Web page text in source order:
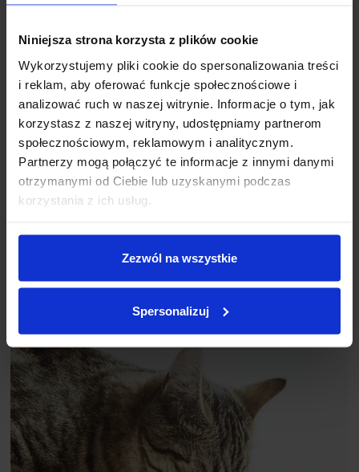
Niniejsza strona korzysta z plików cookie
Wykorzystujemy pliki cookie do spersonalizowania treści
i reklam, aby oferować funkcje społecznościowe i
analizować ruch w naszej witrynie. Informacje o tym, jak
korzystasz z naszej witryny, udostępniamy partnerom
społecznościowym, reklamowym i analitycznym.
Partnerzy mogą połączyć te informacje z innymi danymi
otrzymanymi od Ciebie lub uzyskanymi podczas
korzystania z ich usług.
Zezwól na wszystkie
Spersonalizuj
12x Chrupiące poduszeczki z wołowiną i
borówkami, Shelma 60g
- ZESTAW -
Uzupełniająca karma dla kotów. Przekąska dla kotów bez